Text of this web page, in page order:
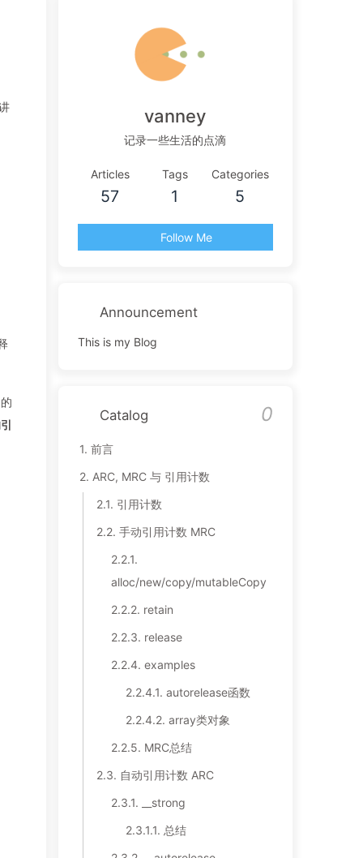
vanney
记录一些生活的点滴
Articles
57
Tags
1
Categories
5
Follow Me
Announcement
This is my Blog
Catalog 0
1. 前言
2. ARC, MRC 与 引用计数
2.1. 引用计数
2.2. 手动引用计数 MRC
2.2.1.
alloc/new/copy/mutableCopy
2.2.2. retain
2.2.3. release
2.2.4. examples
2.2.4.1. autorelease函数
2.2.4.2. array类对象
2.2.5. MRC总结
2.3. 自动引用计数 ARC
2.3.1.
__strong
2.3.1.1. 总结